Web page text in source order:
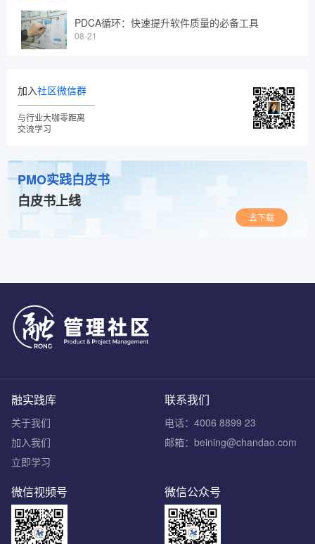
PDCA循环：快速提升软件质量的必备工具
08-21
加入社区微信群
与行业大咖零距离
交流学习
PMO实践白皮书
白皮书上线
去下载
联系我们
电话：4006 8899 23
邮箱：beining@chandao.com
融实践库
关于我们
加入我们
立即学习
微信公众号
微信视频号